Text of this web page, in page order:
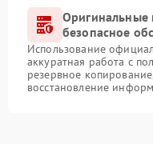
безопасное
Использование
аккуратная работа с
резервное
восстановление